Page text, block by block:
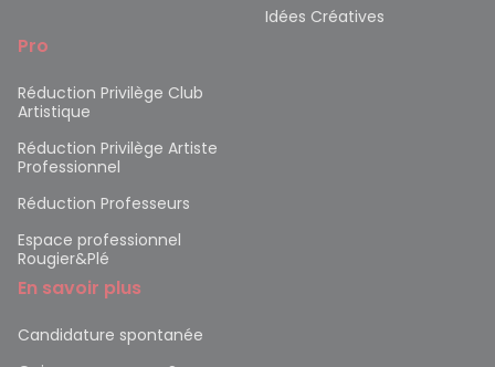
Idées Créatives
Pro
Réduction Privilège Club
Artistique
Réduction Privilège Artiste
Professionnel
Réduction Professeurs
Espace professionnel
Rougier&Plé
En savoir plus
Candidature spontanée